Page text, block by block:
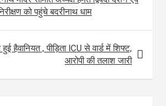
को पहुंचे बदरीनाथ धाम
हुई हैवानियत , पीड़िता ICU से वार्ड में शिफ्ट,
आरोपी की तलाश जारी